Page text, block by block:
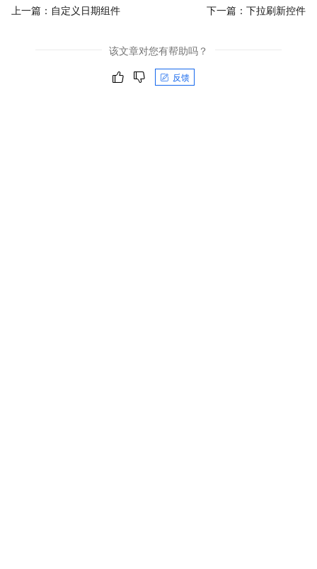
上一篇： 自定义日期组件 下一篇： 下拉刷新控件
该文章对您有帮助吗？
反馈